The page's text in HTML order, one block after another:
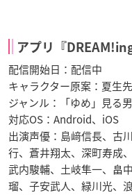
アプリ『
配信開始日：配信中
キャラクター原案：夏生
ジャンル：「ゆめ」見る
対応OS：Android、iOS
出演声優：島﨑信長、古
行、蒼井翔太、深町寿成
武内駿輔、土岐隼一、畠
瑠、子安武人、緑川光、